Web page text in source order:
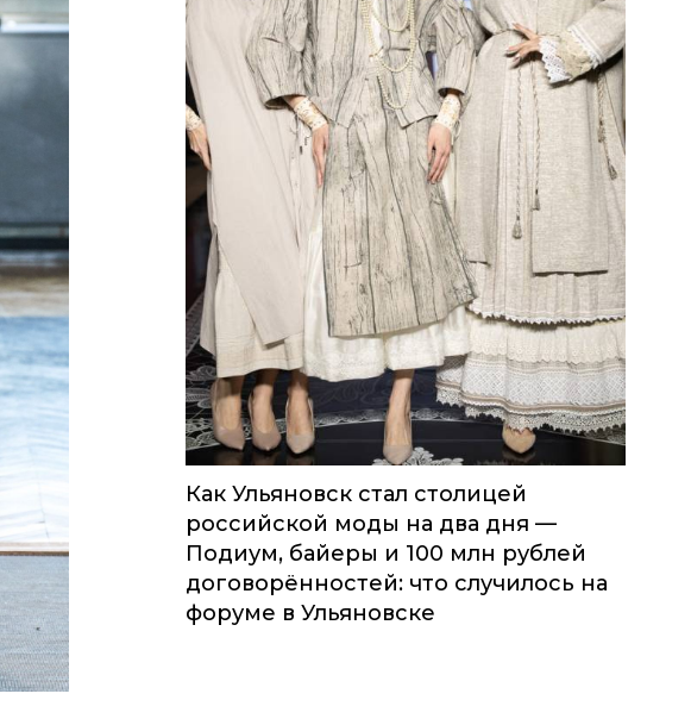
Как Ульяновск стал столицей
российской моды на два дня —
Подиум, байеры и 100 млн рублей
договорённостей: что случилось на
форуме в Ульяновске